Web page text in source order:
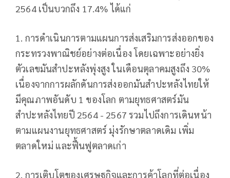
2564 เป็นบวกถึง 17.4% ได้แก่
1. การดำเนินการตามแผนการส่งเสริมการส่งออกของ
กระทรวงพาณิชย์อย่างต่อเนื่อง โดยเฉพาะอย่างยิ่ง
ตัวเลขมันสำปะหลังพุ่งสูง ในเดือนตุลาคมสูงถึง 30%
เนื่องจากการผลักดันการส่งออกมันสำปะหลังไทยให้
มีคุณภาพอันดับ 1 ของโลก ตามยุทธศาสตร์มัน
สำปะหลังไทยปี 2564 - 2567 รวมไปถึงการเดินหน้า
ตามแผนงานยุทธศาสตร์ มุ่งรักษาตลาดเดิม เพิ่ม
ตลาดใหม่ และฟื้นฟูตลาดเก่า
2. การเติบโตของเศรษฐกิจและการค้าโลกที่ต่อเนื่อง